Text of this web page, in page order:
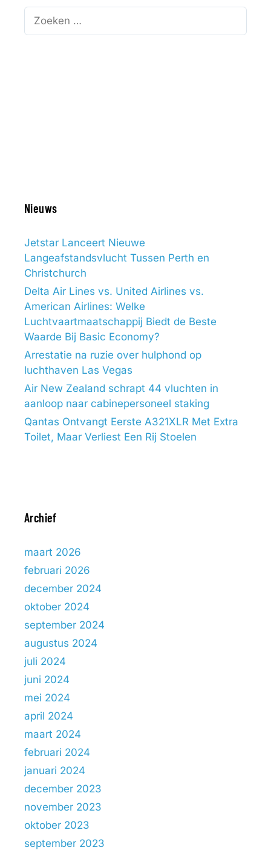
Zoek
Nieuws
Jetstar Lanceert Nieuwe
Langeafstandsvlucht Tussen Perth en
Christchurch
Delta Air Lines vs. United Airlines vs.
American Airlines: Welke
Luchtvaartmaatschappij Biedt de Beste
Waarde Bij Basic Economy?
Arrestatie na ruzie over hulphond op
luchthaven Las Vegas
Air New Zealand schrapt 44 vluchten in
aanloop naar cabinepersoneel staking
Qantas Ontvangt Eerste A321XLR Met Extra
Toilet, Maar Verliest Een Rij Stoelen
Archief
maart 2026
februari 2026
december 2024
oktober 2024
september 2024
augustus 2024
juli 2024
juni 2024
mei 2024
april 2024
maart 2024
februari 2024
januari 2024
december 2023
november 2023
oktober 2023
september 2023